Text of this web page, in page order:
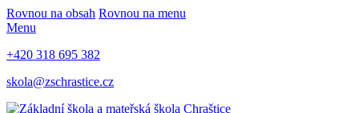
Rovnou na obsah Rovnou na menu
Menu
+420 318 695 382
skola@zschrastice.cz